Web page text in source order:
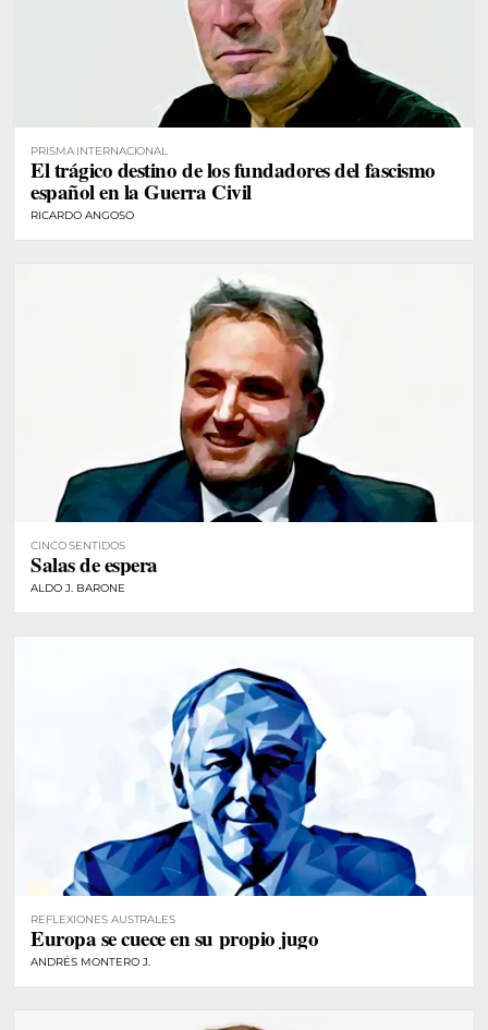
PRISMA INTERNACIONAL
El trágico destino de los fundadores del fascismo
español en la Guerra Civil
RICARDO ANGOSO
CINCO SENTIDOS
Salas de espera
ALDO J. BARONE
REFLEXIONES AUSTRALES
Europa se cuece en su propio jugo
ANDRÉS MONTERO J.